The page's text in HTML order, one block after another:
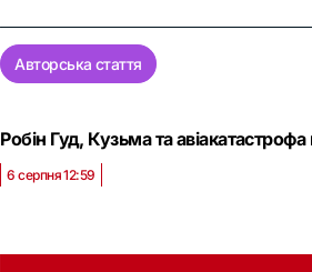
Авторська стаття
Робін Гуд, Кузьма та
6 серпня 12:59